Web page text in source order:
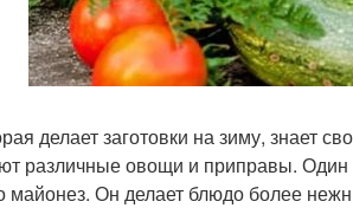
делает заготовки на зиму, знает
различные овощи и приправы.
майонез. Он делает блюдо более